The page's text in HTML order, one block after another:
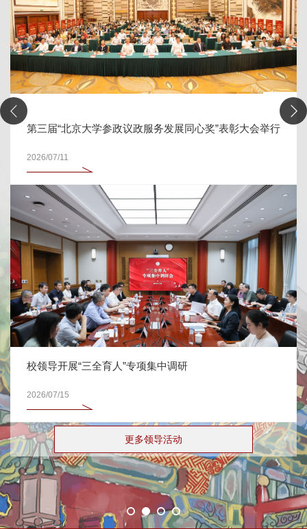
第三届“北京大学参政议政服务发展同心奖”表彰大会举行
2026/07/11
校领导开展“三全育人”专项集中调研
2026/07/15
更多领导活动